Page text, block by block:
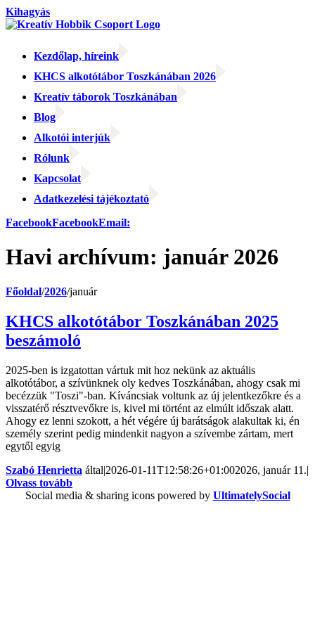
Kihagyás
Kezdőlap, híreink
KHCS alkotótábor Toszkánában 2026
Kreatív táborok Toszkánában
Blog
Alkotói interjúk
Rólunk
Kapcsolat
Adatkezelési tájékoztató
FacebookFacebookEmail:
Havi archívum: január 2026
Főoldal/2026/január
KHCS alkotótábor Toszkánában 2025
beszámoló
2025-ben is izgatottan vártuk mit hoz nekünk az aktuális
alkotótábor, a szívünknek oly kedves Toszkánában, ahogy csak mi
becézzük "Toszi"-ban. Kíváncsiak voltunk az új jelentkezőkre és a
visszatérő résztvevőkre is, kivel mi történt az elmúlt időszak alatt.
Ahogy ez lenni szokott, a hét végére új barátságok alakultak ki, én
személy szerint pedig mindenkit nagyon a szívembe zártam, mert
egytől egyig
Szabó Henrietta által|2026-01-11T12:58:26+01:002026, január 11.|
Olvass tovább
Social media & sharing icons powered by UltimatelySocial